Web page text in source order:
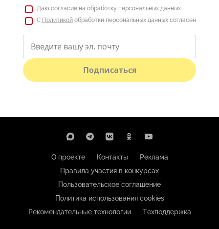
Даю согласие на обработку персональных данных
С Политикой обработки персональных данных согласен
Подписаться
О проекте Контакты
Реклама
Правила участия в конкурсах
Пользовательское соглашение
Политика использования cookies
Рекомендательные технологии
Техподдержка